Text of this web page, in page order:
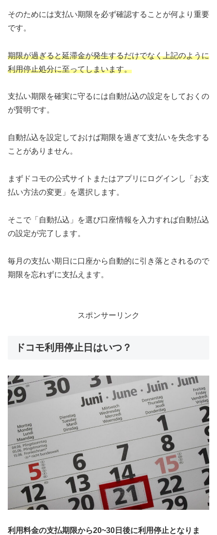
そのためには支払い期限を必ず確認することが何より重要
です。
期限が過ぎると延滞金が発生するだけでなく上記のように
利用停止処分に至ってしまいます。
支払い期限を確実に守るには自動払込の設定をしておくの
が賢明です。
自動払込を設定しておけば期限を過ぎて支払いを失念する
ことがありません。
まずドコモの公式サイトまたはアプリにログインし「お支
払い方法の変更」を選択します。
そこで「自動払込」を選び口座情報を入力すれば自動払込
の設定が完了します。
毎月の支払い期日に口座から自動的に引き落とされるので
期限を忘れずに支払えます。
スポンサーリンク
ドコモ利用停止日はいつ？
利用料金の支払期限から20~30日後に利用停止となりま